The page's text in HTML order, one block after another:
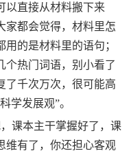
以直接从材料搬下来
家都会觉得，材料里怎
的是材料里的语句；
热门词语，别小看了
了千次万次，很可能高
学发展观”。
课本主干掌握好了，课
维有了，你还担心客观